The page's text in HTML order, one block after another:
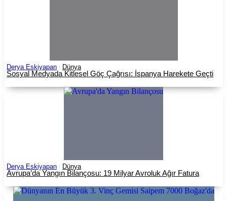
Derya Eskiyapan Dünya
Sosyal Medyada Kitlesel Göç Çağrısı: İspanya Harekete Geçti
Derya Eskiyapan Dünya
Avrupa’da Yangın Bilançosu: 19 Milyar Avroluk Ağır Fatura